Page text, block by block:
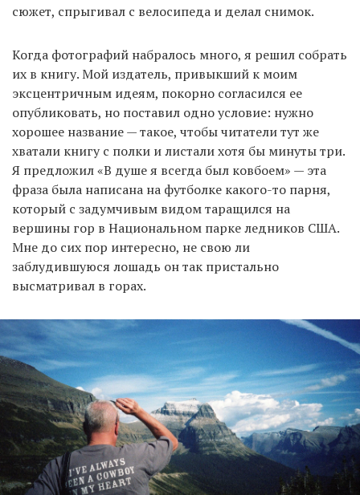
сюжет, спрыгивал с велосипеда и делал снимок.
Когда фотографий набралось много, я решил собрать
их в книгу. Мой издатель, привыкший к моим
эксцентричным идеям, покорно согласился ее
опубликовать, но поставил одно условие: нужно
хорошее название — такое, чтобы читатели тут же
хватали книгу с полки и листали хотя бы минуты три.
Я предложил «В душе я всегда был ковбоем» — эта
фраза была написана на футболке какого-то парня,
который с задумчивым видом таращился на
вершины гор в Национальном парке ледников США.
Мне до сих пор интересно, не свою ли
заблудившуюся лошадь он так пристально
высматривал в горах.